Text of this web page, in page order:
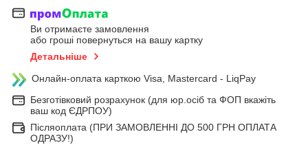
Ви отримаєте замовлення
або гроші повернуться на вашу картку
Детальніше
Онлайн-оплата карткою Visa, Mastercard - LiqPay
Безготівковий розрахунок (для юр.осіб та ФОП вкажіть
ваш код ЄДРПОУ)
Післяоплата (ПРИ ЗАМОВЛЕННІ ДО 500 ГРН ОПЛАТА
ОДРАЗУ!)